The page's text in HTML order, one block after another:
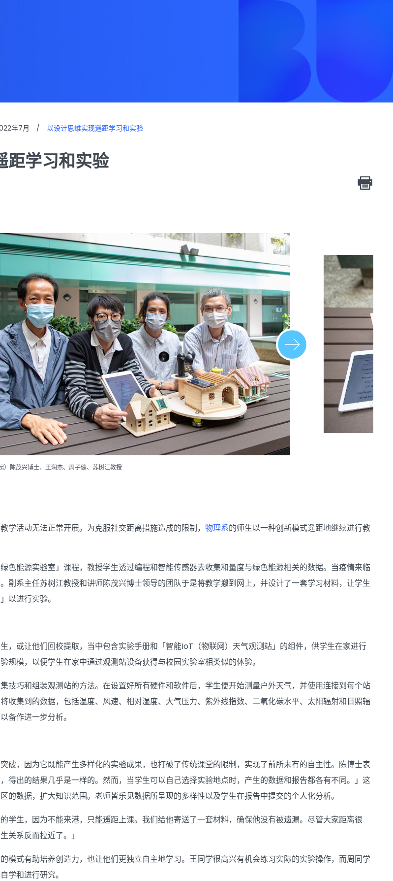
年7月 / 以设计思维实现遥距学习和实验
距学习和实验
起）陈茂兴博士、王润杰、周子健、苏树江教授
学活动无法正常开展。为克服社交距离措施造成的限制， 物理系的师生以一种创新模式遥距地继续进行教
色能源实验室」课程，教授学生透过编程和智能传感器去收集和量度与绿色能源相关的数据。当疫情来临
副系主任苏树江教授和讲师陈茂兴博士领导的团队于是将教学搬到网上，并设计了一套学习材料，让学生
以进行实验。
，或让他们回校提取，当中包含实验手册和「智能IoT（物联网）天气观测站」的组件，供学生在家进行
规模，以便学生在家中通过观测站设备获得与校园实验室相类似的体验。
技巧和组装观测站的方法。在设置好所有硬件和软件后，学生便开始测量户外天气，并使用连接到每个站
收集到的数据，包括温度、风速、相对湿度、大气压力、紫外线指数、二氧化碳水平、太阳辐射和日照辐
备作进一步分析。
破，因为它既能产生多样化的实验成果，也打破了传统课堂的限制，实现了前所未有的自主性。陈博士表
得出的结果几乎是一样的。然而，当学生可以自己选择实验地点时，产生的数据和报告都各有不同。」这
的数据，扩大知识范围。老师皆乐见数据所呈现的多样性以及学生在报告中提交的个人化分析。
学生，因为不能来港，只能遥距上课。我们给他寄送了一套材料，确保他没有被遗漏。尽管大家距离很
关系反而拉近了。」
模式有助培养创造力，也让他们更独立自主地学习。王同学很高兴有机会练习实际的实验操作，而周同学
学和进行研究。